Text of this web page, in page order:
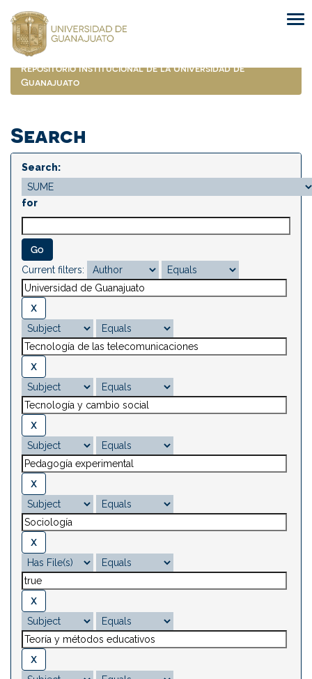
navigation
Repositorio Institucional de la Universidad de
Guanajuato
Search
Search:
for
Current filters: